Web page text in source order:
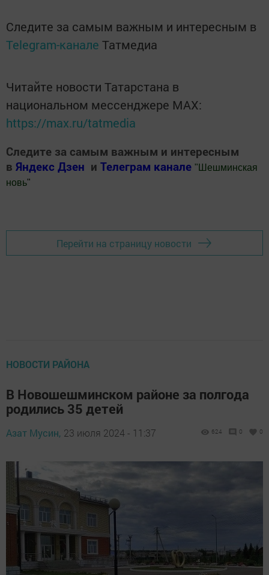
Следите за самым важным и интересным в
Telegram-канале Татмедиа
Читайте новости Татарстана в
национальном мессенджере MАХ:
https://max.ru/tatmedia
Следите за самым важным и интересным
в Яндекс Дзен и Телеграм канале " Шешминская
новь"
Перейти на страницу новости
НОВОСТИ РАЙОНА
В Новошешминском районе за полгода
родились 35 детей
Азат Мусин, 23 июля 2024 - 11:37 624 0 0